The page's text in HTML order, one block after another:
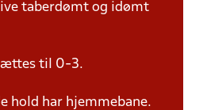
taberdømt og idømt
til 0-3.
hold har hjemmebane.